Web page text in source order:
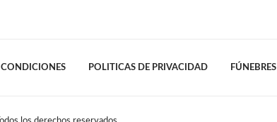
CONDICIONES POLITICAS DE PRIVACIDAD FÚNEBRES